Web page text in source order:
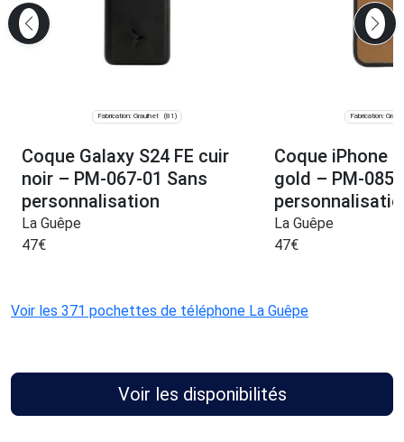
Fabrication: Graulhet (81)
Coque Galaxy S24 FE cuir
noir – PM-067-01 Sans
personnalisation
La Guêpe
47€
Fabrication:
Coque iPhone
gold – PM-085-
La Guêpe
47€
Voir les 371 pochettes de téléphone La Guêpe
Voir les disponibilités